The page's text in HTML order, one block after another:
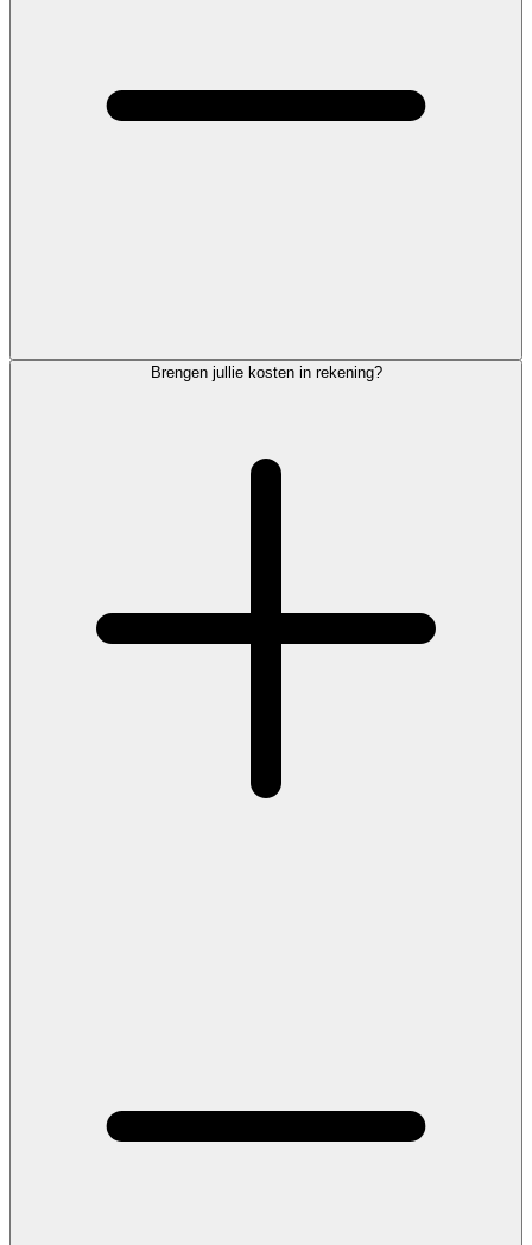
Brengen jullie kosten in rekening?